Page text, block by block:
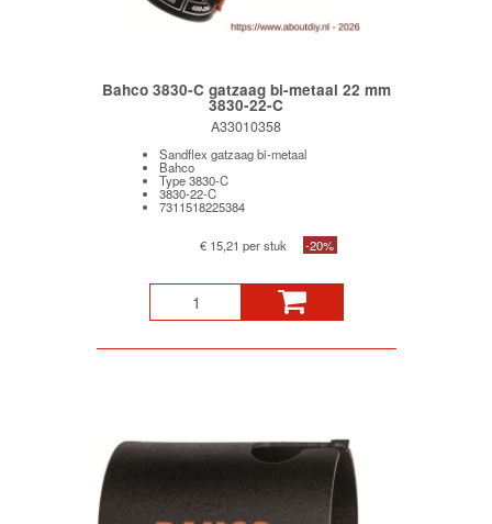
Bahco 3830-C gatzaag bi-metaal 22 mm
3830-22-C
A33010358
Sandflex gatzaag bi-metaal
Bahco
Type 3830-C
3830-22-C
7311518225384
€ 15,21 per stuk -20%